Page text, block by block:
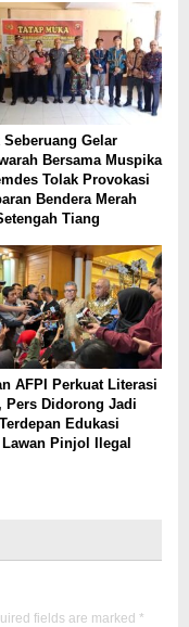
Seberuang Gelar
Bersama Muspika
Tolak Provokasi
Bendera Merah
Tiang
AFPI Perkuat Literasi
Pers Didorong Jadi
Edukasi
Pinjol Ilegal
fields are marked *